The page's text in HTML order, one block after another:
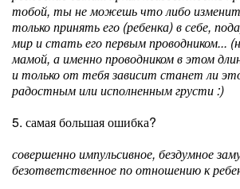
тобой, ты не можешь что либо
только принять его (ребенка) в себе,
мир и стать его первым проводником...
мамой, а именно проводником в этом
и только от тебя зависит станет ли
радостным или исполненным грусти :)
5. самая большая ошибка?
совершенно импульсивное, бездумное
безответственное по отношению к